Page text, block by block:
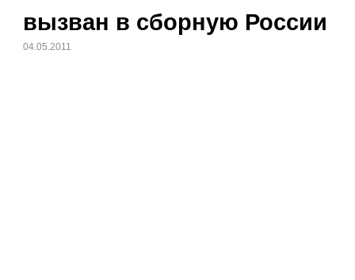
вызван в сборную России
04.05.2011